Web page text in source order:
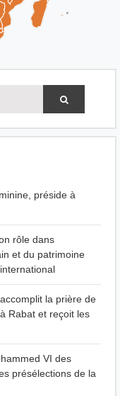
préside à
rôle dans
et du patrimoine
la prière de
Rabat et reçoit les
VI des
présélections de la